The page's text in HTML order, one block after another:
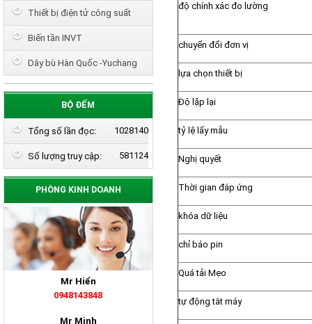
độ chính xác đo lường
chuyển đổi đơn vị
lựa chọn thiết bị
Độ lặp lại
tỷ lệ lấy mẫu
Nghị quyết
Thời gian đáp ứng
khóa dữ liệu
chỉ báo pin
Quá tải Mẹo
tự động tắt máy
Thiết bị điện tử công suất
Biến tần INVT
Dây bù Hàn Quốc -Yuchang
BỘ ĐẾM
1028140
Tổng số lần đọc:
581124
Số lượng truy cập:
PHÒNG KINH DOANH
Mr Hiển
0948143848
Mr Minh